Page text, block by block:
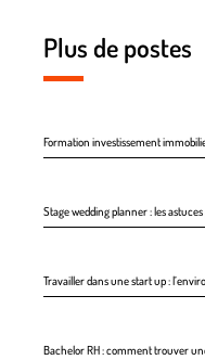
Plus de postes
Formation investissement
Stage wedding planner : les
Travailler dans une start up :
Bachelor RH : comment trouver